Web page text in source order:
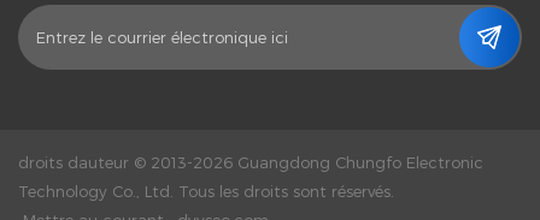
droits dauteur © 2013-2026 Guangdong Chungfo Electronic
Technology Co., Ltd. Tous les droits sont réservés.